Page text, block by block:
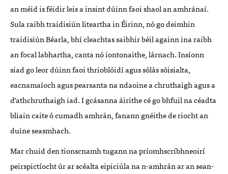
an méid is féidir leis a insint dúinn faoi shaol an amhránaí.
Sula raibh traidisiún liteartha in Éirinn, nó go deimhin
traidisiún Béarla, bhí cleachtas saibhir béil againn ina raibh
an focal labhartha, canta nó iontonaithe, lárnach. Insíonn
siad go leor dúinn faoi thrioblóidí agus sólás sóisialta,
eacnamaíoch agus pearsanta na ndaoine a chruthaigh agus a
d’athchruthaigh iad. I gcásanna áirithe cé go bhfuil na céadta
bliain caite ó cumadh amhrán, fanann gnéithe de riocht an
duine seasmhach.
Mar chuid den tionscnamh tugann na príomhscríbhneoirí
peirspictíocht úr ar scéalta eipiciúla na n-amhrán ar an sean-